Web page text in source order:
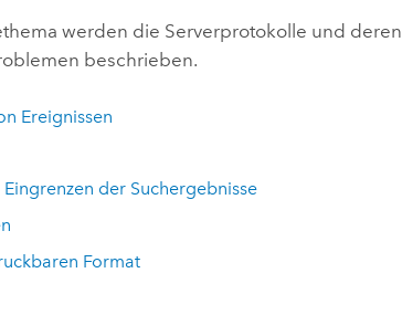
werden die Serverprotokolle und deren
beschrieben.
Ereignissen
der Suchergebnisse
Format